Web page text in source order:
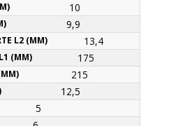
10
9,9
13,4
175
215
12,5
5